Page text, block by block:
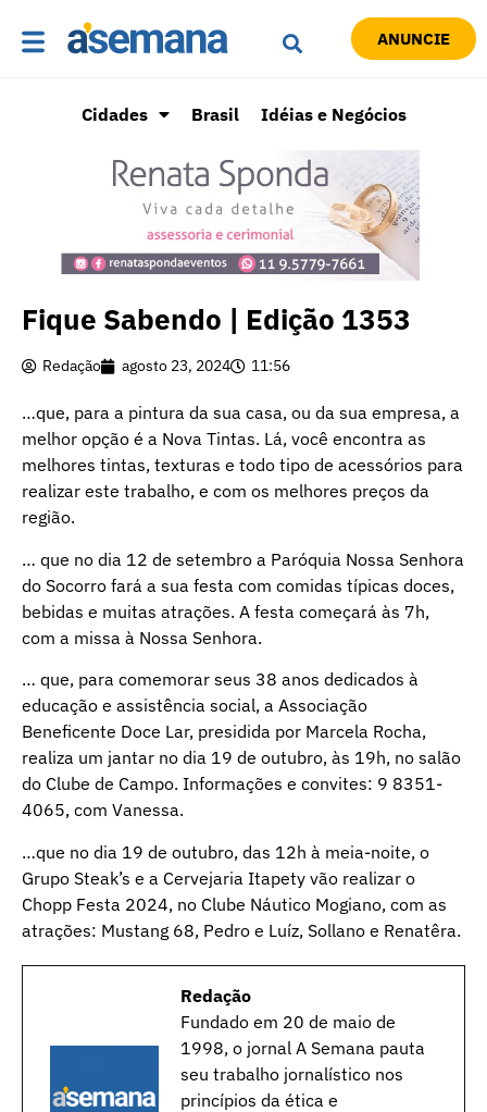
ANUNCIE
Cidades Brasil Idéias e Negócios
Fique Sabendo | Edição 1353
Redação agosto 23, 2024 11:56
…que, para a pintura da sua casa, ou da sua empresa, a
melhor opção é a Nova Tintas. Lá, você encontra as
melhores tintas, texturas e todo tipo de acessórios para
realizar este trabalho, e com os melhores preços da
região.
… que no dia 12 de setembro a Paróquia Nossa Senhora
do Socorro fará a sua festa com comidas típicas doces,
bebidas e muitas atrações. A festa começará às 7h,
com a missa à Nossa Senhora.
… que, para comemorar seus 38 anos dedicados à
educação e assistência social, a Associação
Beneficente Doce Lar, presidida por Marcela Rocha,
realiza um jantar no dia 19 de outubro, às 19h, no salão
do Clube de Campo. Informações e convites: 9 8351-
4065, com Vanessa.
…que no dia 19 de outubro, das 12h à meia-noite, o
Grupo Steak’s e a Cervejaria Itapety vão realizar o
Chopp Festa 2024, no Clube Náutico Mogiano, com as
atrações: Mustang 68, Pedro e Luíz, Sollano e Renatêra.
Redação
Fundado em 20 de maio de
1998, o jornal A Semana pauta
seu trabalho jornalístico nos
princípios da ética e